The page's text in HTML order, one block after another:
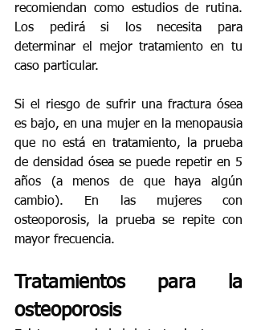
recomiendan como estudios de rutina.
Los pedirá si los necesita para
determinar el mejor tratamiento en tu
caso particular.
Si el riesgo de sufrir una fractura ósea
es bajo, en una mujer en la menopausia
que no está en tratamiento, la prueba
de densidad ósea se puede repetir en 5
años (a menos de que haya algún
cambio). En las mujeres con
osteoporosis, la prueba se repite con
mayor frecuencia.
Tratamientos para la
osteoporosis